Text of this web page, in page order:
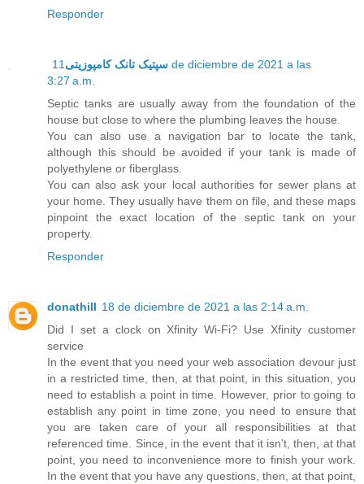
Responder
سپتیک تانک کامپوزیتی 11 de diciembre de 2021 a las
3:27 a.m.
Septic tanks are usually away from the foundation of the
house but close to where the plumbing leaves the house.
You can also use a navigation bar to locate the tank,
although this should be avoided if your tank is made of
polyethylene or fiberglass.
You can also ask your local authorities for sewer plans at
your home. They usually have them on file, and these maps
pinpoint the exact location of the septic tank on your
property.
Responder
donathill 18 de diciembre de 2021 a las 2:14 a.m.
Did I set a clock on Xfinity Wi-Fi? Use Xfinity customer
service
In the event that you need your web association devour just
in a restricted time, then, at that point, in this situation, you
need to establish a point in time. However, prior to going to
establish any point in time zone, you need to ensure that
you are taken care of your all responsibilities at that
referenced time. Since, in the event that it isn't, then, at that
point, you need to inconvenience more to finish your work.
In the event that you have any questions, then, at that point,